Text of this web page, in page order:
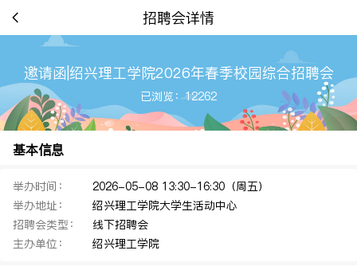
招聘会详情
邀请函|绍兴理工学院2026年春季校园综合招聘会
已浏览：12262
基本信息
举办时间：
2026-05-08 13:30-16:30（周五）
举办地址：
绍兴理工学院大学生活动中心
招聘会类型：
线下招聘会
主办单位：
绍兴理工学院